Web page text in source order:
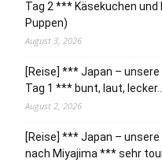
Tag 2 *** Käsekuchen
Puppen)
August 3, 2026
[Reise] *** Japan –
Tag 1 *** bunt, laut, lecker…
August 2, 2026
[Reise] *** Japan –
nach Miyajima *** sehr